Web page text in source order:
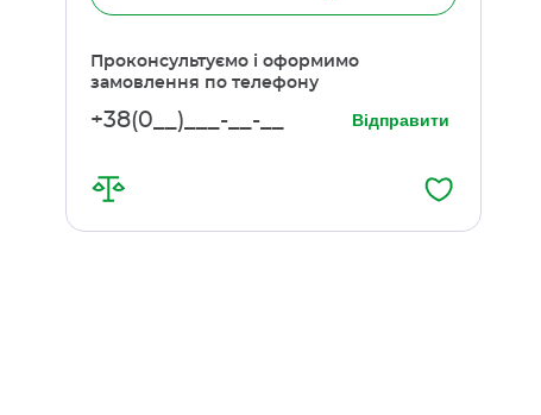
Проконсультуємо і оформимо
замовлення по телефону
Відправити